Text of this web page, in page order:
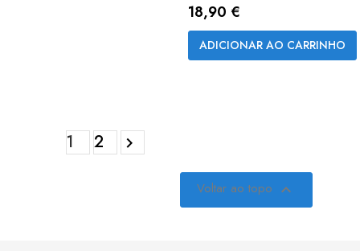
Preço
18,90 €
ADICIONAR AO CARRINHO
1 2 
Voltar ao topo 